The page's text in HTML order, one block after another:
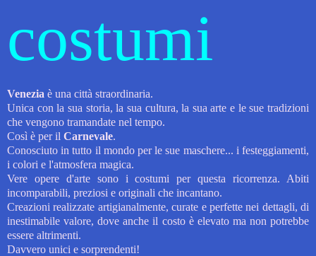
costumi
Venezia è una città straordinaria.
Unica con la sua storia, la sua cultura, la sua arte e le sue tradizioni
che vengono tramandate nel tempo.
Così è per il Carnevale.
Conosciuto in tutto il mondo per le sue maschere... i festeggiamenti,
i colori e l'atmosfera magica.
Vere opere d'arte sono i costumi per questa ricorrenza. Abiti
incomparabili, preziosi e originali che incantano.
Creazioni realizzate artigianalmente, curate e perfette nei dettagli, di
inestimabile valore, dove anche il costo è elevato ma non potrebbe
essere altrimenti.
Davvero unici e sorprendenti!